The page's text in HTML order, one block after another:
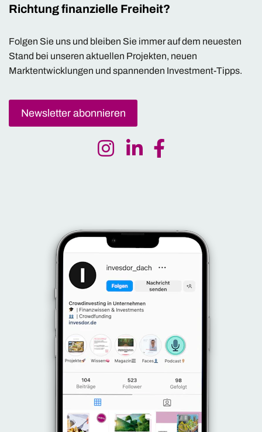
Richtung finanzielle Freiheit?
Folgen Sie uns und bleiben Sie immer auf dem neuesten
Stand bei unseren aktuellen Projekten, neuen
Marktentwicklungen und spannenden Investment-Tipps.
Newsletter abonnieren